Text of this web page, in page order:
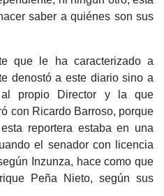
saber a quiénes son sus
que le ha caracterizado a
denostó a este diario sino a
al propio Director y la que
con Ricardo Barroso, porque
reportera estaba en una
el senador con licencia
Inzunza, hace como que
Peña Nieto, según sus